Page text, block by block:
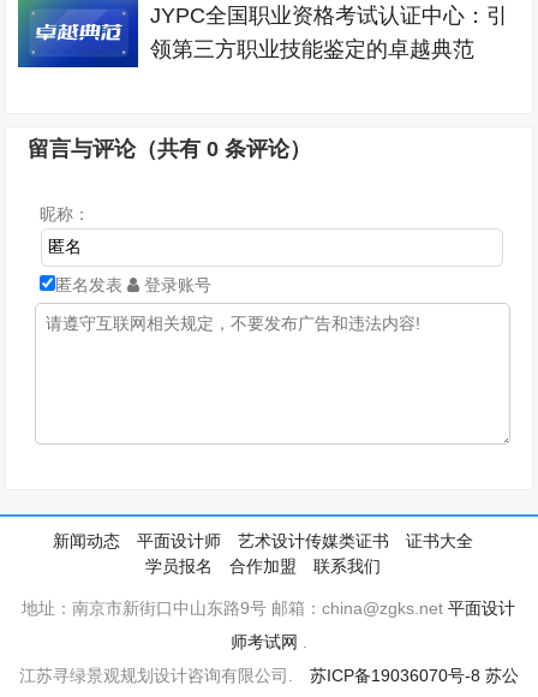
JYPC全国职业资格考试认证中心：引
领第三方职业技能鉴定的卓越典范
留言与评论（共有0 条评论）
昵称：
匿名发表 登录账号
新闻动态 平面设计师 艺术设计传媒类证书
证书大全
学员报名
合作加盟 联系我们
地址：南京市新街口中山东路9号 邮箱：china@zgks.net平面设计
师考试网
江苏寻绿景观规划设计咨询有限公司. 苏ICP备19036070号-8 苏公